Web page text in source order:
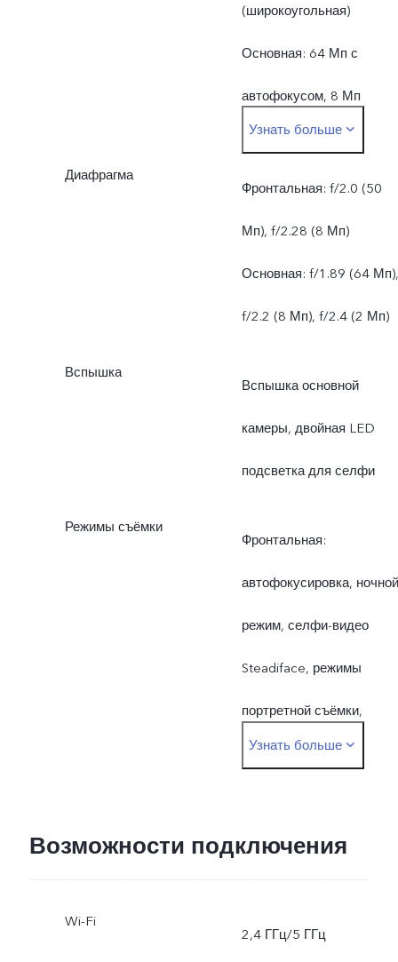
(широкоугольная)
Основная: 64 Мп с
автофокусом, 8 Мп
(широкоугольная), 2 Мп
(макро)
Узнать больше
Диафрагма
Фронтальная: f/2.0 (50
Мп), f/2.28 (8 Мп)
Основная: f/1.89 (64 Мп),
f/2.2 (8 Мп), f/2.4 (2 Мп)
Вспышка
Вспышка основной
камеры, двойная LED
подсветка для селфи
Режимы съёмки
Фронтальная:
автофокусировка, ночной
режим, селфи-видео
Steadiface, режимы
портретной съёмки,
двойная экспозиция,
Beauty, видео Dual-View,
Узнать больше
Возможности подключения
Wi-Fi
2,4 ГГц/5 ГГц